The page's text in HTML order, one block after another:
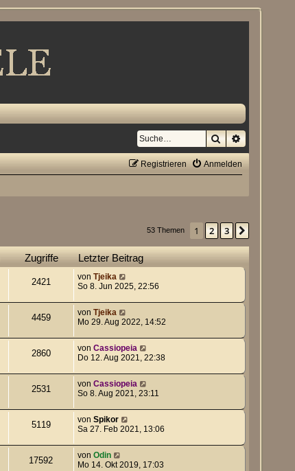
SucheErweiterte
Anmelden
Registrieren
53 Themen 1 2 3
Zugriffe Letzter Beitrag
2421 von Tjeika
So 8. Jun 2025, 22:56
4459 von Tjeika
Mo 29. Aug 2022, 14:52
2860 von Cassiopeia
Do 12. Aug 2021, 22:38
2531 von Cassiopeia
So 8. Aug 2021, 23:11
5119 von Spikor
Sa 27. Feb 2021, 13:06
17592 von Odin
Mo 14. Okt 2019, 17:03